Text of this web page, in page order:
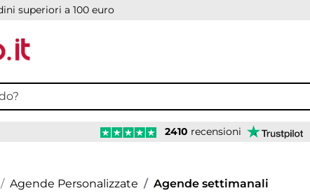
superiori a 100 euro
2410 recensioni
Agende Personalizzate Agende settimanali